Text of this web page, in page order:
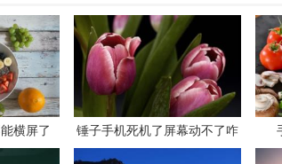
横屏了
锤子手机死机了屏幕动不了咋
办